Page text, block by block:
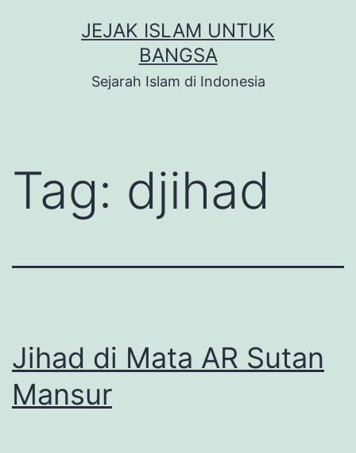
JEJAK ISLAM UNTUK
BANGSA
Sejarah Islam di Indonesia
Tag: djihad
Jihad di Mata AR Sutan
Mansur